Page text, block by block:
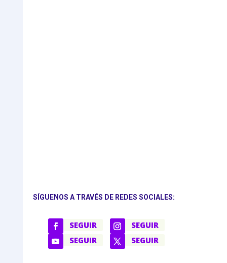
SÍGUENOS A TRAVÉS DE REDES SOCIALES:
SEGUIR
SEGUIR
SEGUIR
SEGUIR